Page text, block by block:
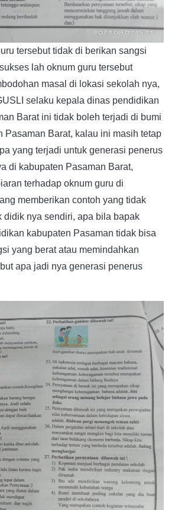
tersebut tidak di berikan sangsi
lah oknum guru tersebut
masal di lokasi sekolah nya,
selaku kepala dinas pendidikan
Barat ini tidak boleh terjadi di bumi
Pasaman Barat, kalau ini masih tetap
yang terjadi untuk generasi penerus
di kabupaten Pasaman Barat,
terhadap oknum guru di
memberikan contoh yang tidak
didik nya sendiri, apa bila bapak
kabupaten Pasaman tidak bisa
yang berat atau memindahkan
apa jadi nya generasi penerus